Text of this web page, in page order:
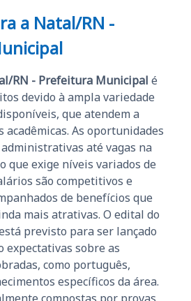
a Natal/RN -
RN - Prefeitura Municipal é
devido à ampla variedade
que atendem a
acadêmicas. As oportunidades
até vagas na
que exige níveis variados de
são competitivos e
de benefícios que
mais atrativas. O edital do
previsto para ser lançado
expectativas sobre as
como português,
específicos da área.